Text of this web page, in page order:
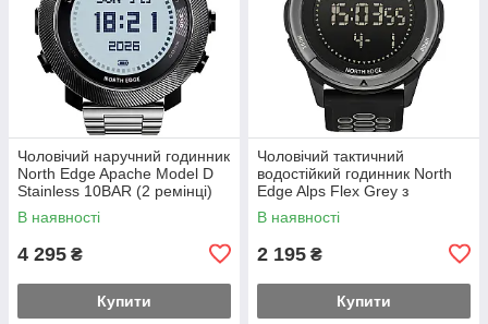
Чоловічий наручний годинник
North Edge Apache Model D
Stainless 10BAR (2 ремінці)
В наявності
4 295 ₴
Купити
Чоловічий тактичний
водостійкий годинник North
Edge Alps Flex Grey з
компасом (2 ремінці)
В наявності
2 195 ₴
Купити